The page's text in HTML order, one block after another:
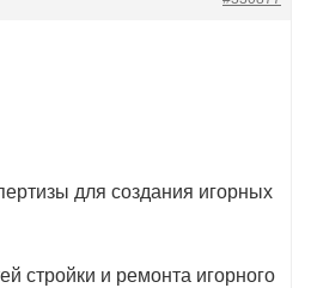
для создания игорных
стройки и ремонта игорного